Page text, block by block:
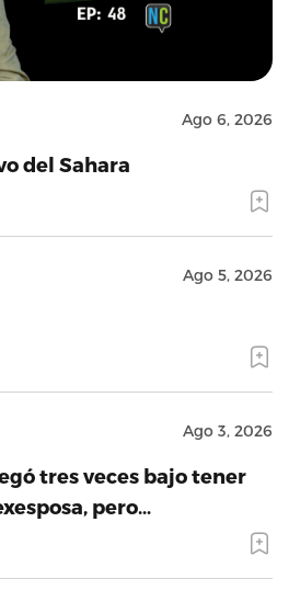
Ago 6, 2026
del Sahara
Ago 5, 2026
Ago 3, 2026
tres veces bajo tener
pero…